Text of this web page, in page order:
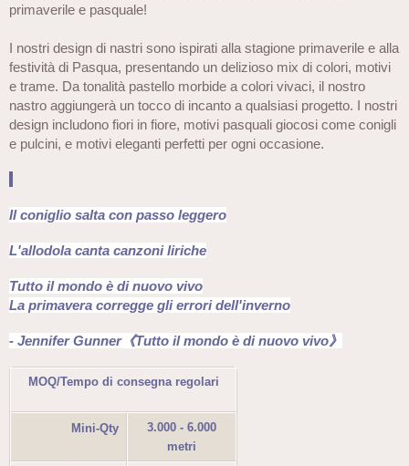
primaverile e pasquale!
I nostri design di nastri sono ispirati alla stagione primaverile e alla
festività di Pasqua, presentando un delizioso mix di colori, motivi
e trame. Da tonalità pastello morbide a colori vivaci, il nostro
nastro aggiungerà un tocco di incanto a qualsiasi progetto. I nostri
design includono fiori in fiore, motivi pasquali giocosi come conigli
e pulcini, e motivi eleganti perfetti per ogni occasione.
Il coniglio salta con passo leggero
L'allodola canta canzoni liriche
Tutto il mondo è di nuovo vivo
La primavera corregge gli errori dell'inverno
- Jennifer Gunner《Tutto il mondo è di nuovo vivo》
MOQ/Tempo di consegna regolari
Mini-Qty
3.000 - 6.000
metri